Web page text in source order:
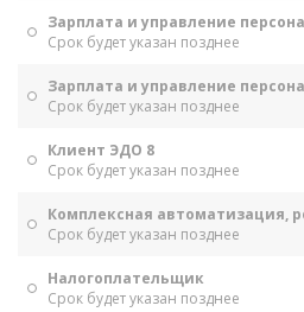
Зарплата и управление
Срок будет указан позднее
Зарплата и управление
Срок будет указан позднее
Клиент ЭДО 8
Срок будет указан позднее
Комплексная автоматизация,
Срок будет указан позднее
Налогоплательщик
Срок будет указан позднее